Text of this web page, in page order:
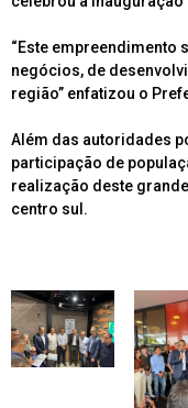
“Este empreendimento
negócios, de
região” enfatizou o
Além das autoridades
participação de
realização deste
centro sul.